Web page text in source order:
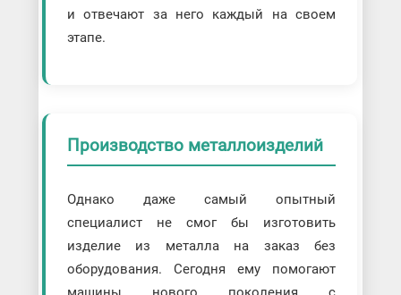
и отвечают за него каждый на своем
этапе.
Производство металлоизделий
Однако даже самый опытный
специалист не смог бы изготовить
изделие из металла на заказ без
оборудования. Сегодня ему помогают